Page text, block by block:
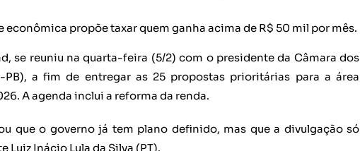
econômica propõe taxar quem ganha acima de R$ 50 mil por mês.
se reuniu na quarta-feira (5/2) com o presidente da Câmara dos
PB), a fim de entregar as 25 propostas prioritárias para a área
A agenda inclui a reforma da renda.
que o governo já tem plano definido, mas que a divulgação só
Inácio Lula da Silva (PT).